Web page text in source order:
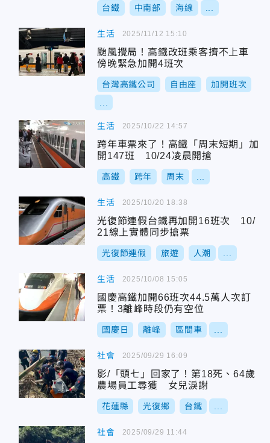
台鐵 中南部 海線
生活
颱風攪局！高鐵改班乘客擠不上車
傍晚緊急加開4班次
台灣高鐵公司 自由座 加開班次
2025/11/12 15:10
生活
跨年車票來了！高鐵「周末短期」加
開147班 10/24凌晨開搶
高鐵 跨年 周末
2025/10/22 14:57
生活
光復節連假台鐵再加開16班次 10/
21線上實體同步搶票
光復節連假 旅遊 人潮
2025/10/20 18:38
生活
國慶高鐵加開66班次44.5萬人次訂
票！3離峰時段仍有空位
國慶日 離峰 區間車
2025/10/08 15:05
社會
影/「頭七」回家了！第18死、64歲
農場員工尋獲 女兒淚謝
花蓮縣 光復鄉 台鐵
2025/09/29 16:09
社會 2025/09/29 11:44